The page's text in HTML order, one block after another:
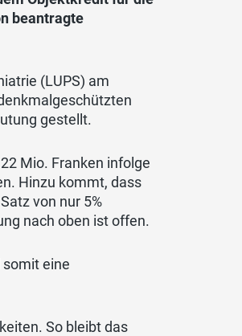
beantragte
(LUPS) am
gestellt.
Mio. Franken infolge
Hinzu kommt, dass
von nur 5%
nach oben ist offen.
eine
So bleibt das